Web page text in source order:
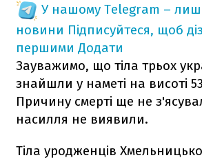
У нашому Telegram –
новини Підписуйтеся, щоб
першими Додати
Зауважимо, що тіла трьох
знайшли у наметі на висоті
Причину смерті ще не
насилля не виявили.
Тіла уродженців